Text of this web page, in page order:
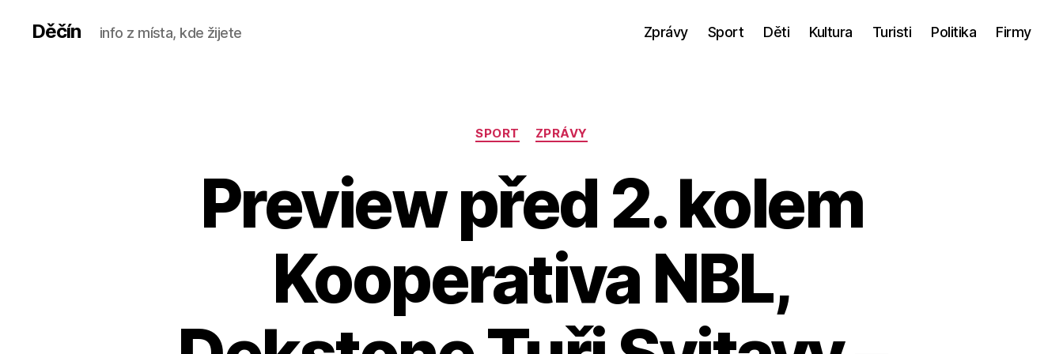
Děčín info z místa, kde žijete Zprávy Sport Děti Kultura Turisti Politika Firmy
Rubriky
SPORT ZPRÁVY
Preview před 2. kolem
Kooperativa NBL,